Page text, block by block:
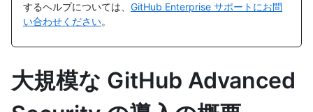
するヘルプについては、 GitHub Enterprise サポートにお問
い合わせください。
大規模な GitHub Advanced